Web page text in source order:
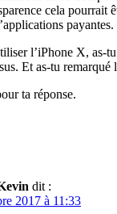
cela pourrait
payantes.
l’iPhone X, as-
Et as-tu remarqué
ta réponse.
dit :
2017 à 11:33